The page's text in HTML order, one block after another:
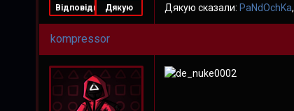
Відповідь Дякую Дякую сказали: PaNdOchKa,
kompressor